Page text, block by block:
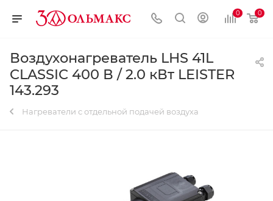
0 0
Воздухонагреватель LHS 41L
CLASSIC 400 В / 2.0 кВт LEISTER
143.293
Нагреватели с отдельной подачей воздуха